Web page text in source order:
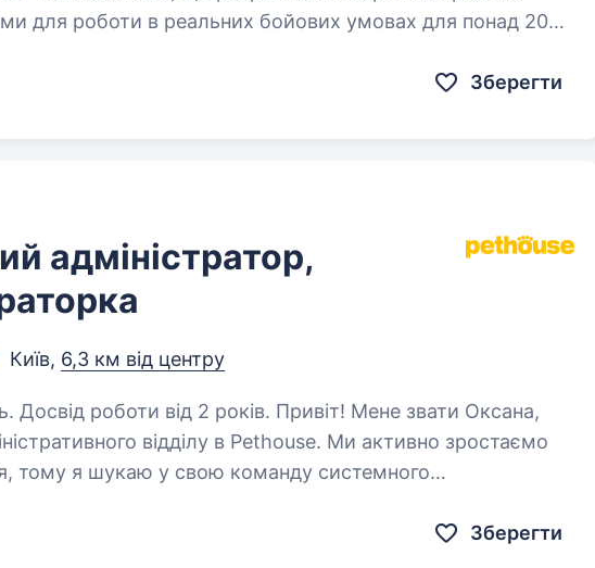
для роботи в реальних бойових умовах для понад 200
Зберегти
адміністратор,
Київ, 6,3 км від центру
від 2 років. Привіт! Мене звати Оксана,
відділу в Pethouse. Ми активно зростаємо
тому я шукаю у свою команду системного
Зберегти